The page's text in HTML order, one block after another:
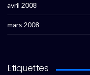
avril 2008
mars 2008
Étiquettes